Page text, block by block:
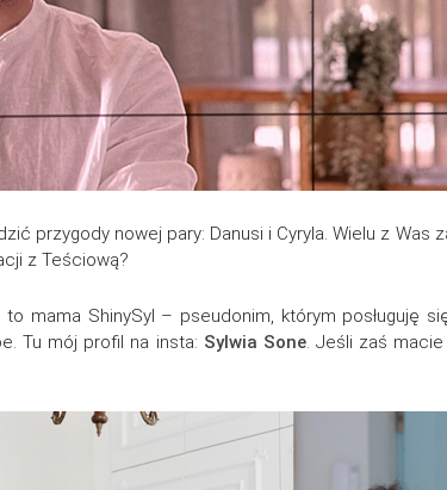
przygody nowej pary: Danusi i Cyryla. Wielu z Was
z Teściową?
mama ShinySyl – pseudonim, którym posługuję
Tu mój profil na insta: Sylwia Sone. Jeśli zaś